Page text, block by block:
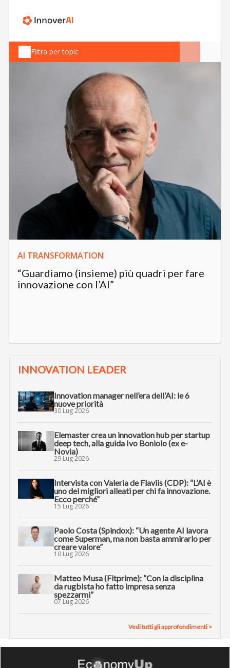
Filtra per topic
AI TRANSFORMATION
“Guardiamo (insieme) più quadri per fare
innovazione con l’AI”
INNOVATION LEADER
Innovation manager nell’era dell’AI: le 6
nuove priorità
30 Lug 2026
Elemaster crea un innovation hub per startup
deep tech, alla guida Ivo Boniolo (ex e-
Novia)
29 Lug 2026
Intervista con Valeria de Flaviis (CDP): “L’AI è
uno dei migliori alleati per chi fa innovazione.
Ecco perché”
15 Lug 2026
Paolo Costa (Spindox): “Un agente AI lavora
come Superman, ma non basta ammirarlo per
creare valore”
10 Lug 2026
Matteo Musa (Fitprime): “Con la disciplina
da rugbista ho fatto impresa senza
spezzarmi”
07 Lug 2026
Vedi tutti gli approfondimenti >